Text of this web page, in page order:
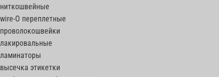
ниткошвейные
wire-O переплетные
проволокошвейки
лакировальные
ламинаторы
высечка этикетки